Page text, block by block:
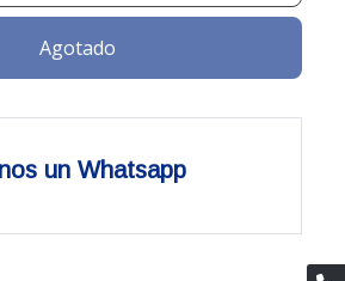
Agotado
un Whatsapp